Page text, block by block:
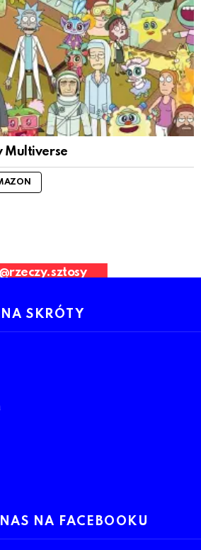
Multiverse
application
@rzeczy.sztosy
NA SKRÓTY
NA FACEBOOKU